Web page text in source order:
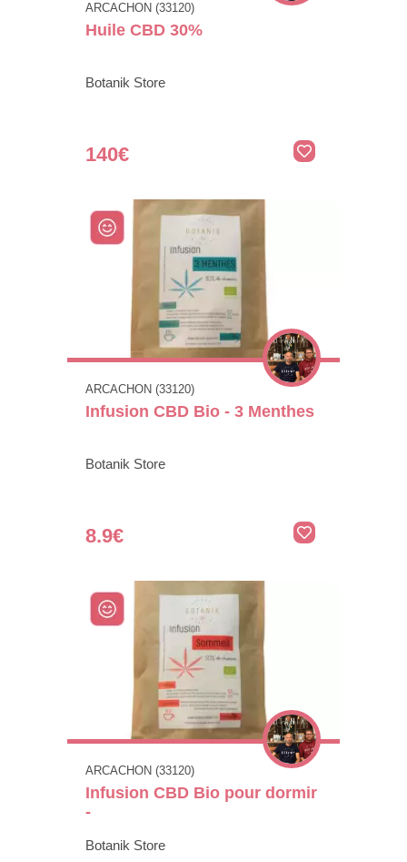
ARCACHON (33120)
Huile CBD 30%
Botanik Store
140€
ARCACHON (33120)
Infusion CBD Bio - 3 Menthes
Botanik Store
8.9€
ARCACHON (33120)
Infusion CBD Bio pour dormir
-
Botanik Store